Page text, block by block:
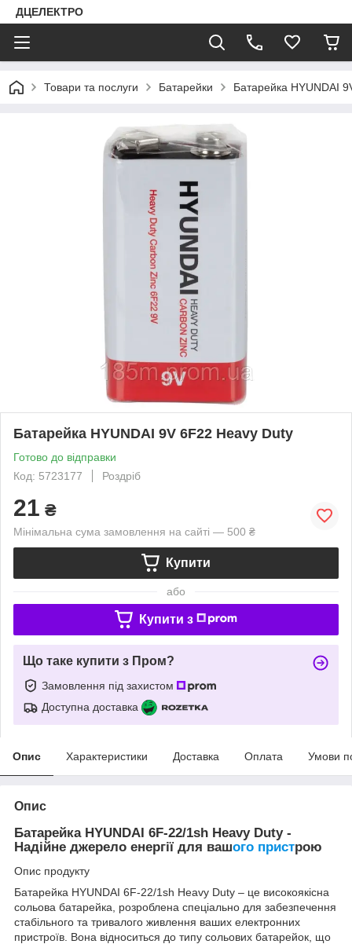
ДЦЕЛЕКТРО
Товари та послуги Батарейки Батарейка HYUNDAI
Батарейка HYUNDAI 9V 6F22 Heavy Duty
Готово до відправки
Код: 5723177
Роздріб
21 ₴
Мінімальна сума замовлення на сайті — 500 ₴
Купити
або
Купити з
Що таке купити з Пром?
Замовлення під захистом
Доступна доставка
Опис Характеристики Доставка Оплата Умови
Опис
Батарейка HYUNDAI 6F-22/1sh Heavy Duty -
Надійне джерело енергії для вашого пристрою
Опис продукту
Батарейка HYUNDAI 6F-22/1sh Heavy Duty – це високоякісна
сольова батарейка, розроблена спеціально для забезпечення
стабільного та тривалого живлення ваших електронних
пристроїв. Вона відноситься до типу сольових батарейок, що